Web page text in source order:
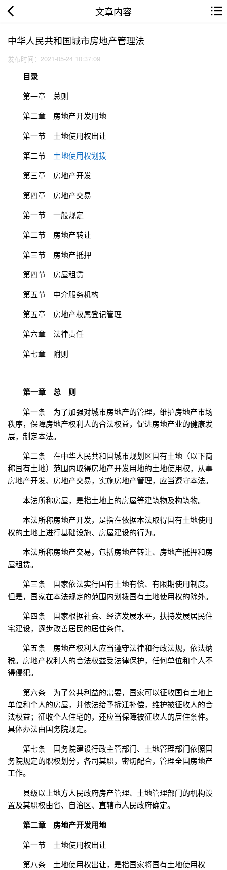
文章内容
中华人民共和国城市房地产管理法
发布时间：2021-05-24 10:37:09
目录
第一章 总则
第二章 房地产开发用地
第一节 土地使用权出让
第二节 土地使用权划拨
第三章 房地产开发
第四章 房地产交易
第一节 一般规定
第二节 房地产转让
第三节 房地产抵押
第四节 房屋租赁
第五节 中介服务机构
第五章 房地产权属登记管理
第六章 法律责任
第七章 附则
第一章 总 则
第一条 为了加强对城市房地产的管理，维护房地产市场
秩序，保障房地产权利人的合法权益，促进房地产业的健康发
展，制定本法。
第二条 在中华人民共和国城市规划区国有土地（以下简
称国有土地）范围内取得房地产开发用地的土地使用权，从事
房地产开发、房地产交易，实施房地产管理，应当遵守本法。
本法所称房屋，是指土地上的房屋等建筑物及构筑物。
本法所称房地产开发，是指在依据本法取得国有土地使用
权的土地上进行基础设施、房屋建设的行为。
本法所称房地产交易，包括房地产转让、房地产抵押和房
屋租赁。
第三条 国家依法实行国有土地有偿、有限期使用制度。
但是，国家在本法规定的范围内划拨国有土地使用权的除外。
第四条 国家根据社会、经济发展水平，扶持发展居民住
宅建设，逐步改善居民的居住条件。
第五条 房地产权利人应当遵守法律和行政法规，依法纳
税。房地产权利人的合法权益受法律保护，任何单位和个人不
得侵犯。
第六条 为了公共利益的需要，国家可以征收国有土地上
单位和个人的房屋，并依法给予拆迁补偿，维护被征收人的合
法权益；征收个人住宅的，还应当保障被征收人的居住条件。
具体办法由国务院规定。
第七条 国务院建设行政主管部门、土地管理部门依照国
务院规定的职权划分，各司其职，密切配合，管理全国房地产
工作。
县级以上地方人民政府房产管理、土地管理部门的机构设
置及其职权由省、自治区、直辖市人民政府确定。
第二章 房地产开发用地
第一节 土地使用权出让
第八条 土地使用权出让，是指国家将国有土地使用权